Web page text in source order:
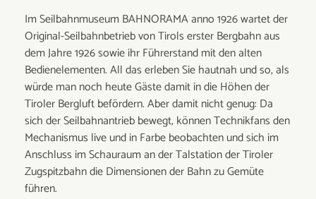
Im Seilbahnmuseum BAHNORAMA anno 1926 wartet der
Original-Seilbahnbetrieb von Tirols erster Bergbahn aus
dem Jahre 1926 sowie ihr Führerstand mit den alten
Bedienelementen. All das erleben Sie hautnah und so, als
würde man noch heute Gäste damit in die Höhen der
Tiroler Bergluft befördern. Aber damit nicht genug: Da
sich der Seilbahnantrieb bewegt, können Technikfans den
Mechanismus live und in Farbe beobachten und sich im
Anschluss im Schauraum an der Talstation der Tiroler
Zugspitzbahn die Dimensionen der Bahn zu Gemüte
führen.